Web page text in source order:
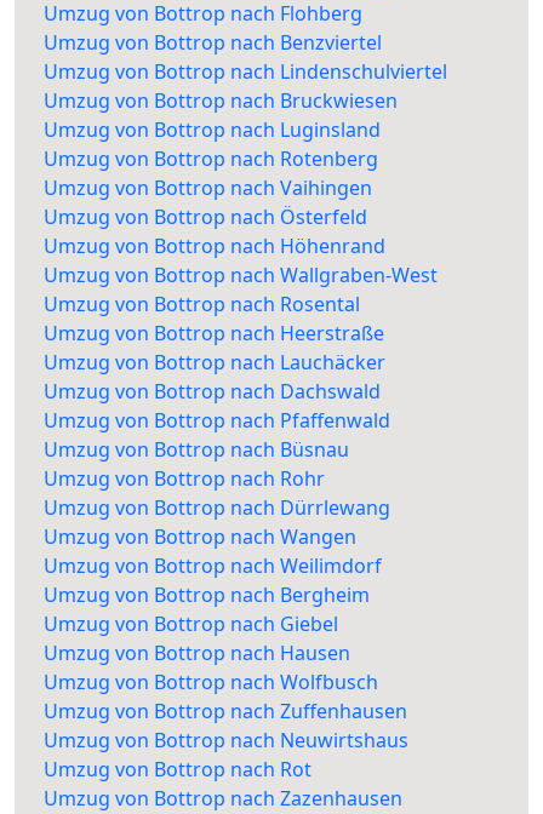
Umzug von Bottrop nach Flohberg
Umzug von Bottrop nach Benzviertel
Umzug von Bottrop nach Lindenschulviertel
Umzug von Bottrop nach Bruckwiesen
Umzug von Bottrop nach Luginsland
Umzug von Bottrop nach Rotenberg
Umzug von Bottrop nach Vaihingen
Umzug von Bottrop nach Österfeld
Umzug von Bottrop nach Höhenrand
Umzug von Bottrop nach Wallgraben-West
Umzug von Bottrop nach Rosental
Umzug von Bottrop nach Heerstraße
Umzug von Bottrop nach Lauchäcker
Umzug von Bottrop nach Dachswald
Umzug von Bottrop nach Pfaffenwald
Umzug von Bottrop nach Büsnau
Umzug von Bottrop nach Rohr
Umzug von Bottrop nach Dürrlewang
Umzug von Bottrop nach Wangen
Umzug von Bottrop nach Weilimdorf
Umzug von Bottrop nach Bergheim
Umzug von Bottrop nach Giebel
Umzug von Bottrop nach Hausen
Umzug von Bottrop nach Wolfbusch
Umzug von Bottrop nach Zuffenhausen
Umzug von Bottrop nach Neuwirtshaus
Umzug von Bottrop nach Rot
Umzug von Bottrop nach Zazenhausen